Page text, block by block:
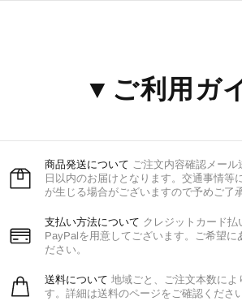
▼ご利用ガ
商品発送について ご注文内容確認メー
日以内のお届けとなります。交通事情等
が生じる場合がございますので予めご了
支払い方法について クレジットカード払
PayPalを用意してございます。ご希望に
ださい。
送料について 地域ごと、ご注文本数によ
す。詳細は送料のページをご確認ください